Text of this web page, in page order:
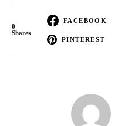
0
Shares
FACEBOOK
PINTEREST